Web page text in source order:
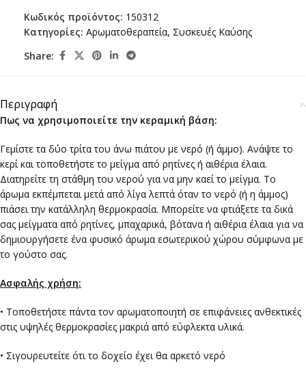
Κωδικός προϊόντος: 150312
Κατηγορίες: Αρωματοθεραπεία, Συσκευές Καύσης
Share:
Περιγραφή
Πως να χρησιμοποιείτε την κεραμική βάση:
Γεμίστε τα δύο τρίτα του άνω πιάτου με νερό (ή άμμο). Ανάψτε το
κερί και τοποθετήστε το μείγμα από ρητίνες ή αιθέρια έλαια.
Διατηρείτε τη στάθμη του νερού για να μην καεί το μείγμα. Το
άρωμα εκπέμπεται μετά από λίγα λεπτά όταν το νερό (ή η άμμος)
πιάσει την κατάλληλη θερμοκρασία. Μπορείτε να φτιάξετε τα δικά
σας μείγματα από ρητίνες, μπαχαρικά, βότανα ή αιθέρια έλαια για να
δημιουργήσετε ένα φυσικό άρωμα εσωτερικού χώρου σύμφωνα με
το γούστο σας.
Ασφαλής χρήση:
• Τοποθετήστε πάντα τον αρωματοποιητή σε επιφάνειες ανθεκτικές
στις υψηλές θερμοκρασίες μακριά από εύφλεκτα υλικά.
• Σιγουρευτείτε ότι το δοχείο έχει θα αρκετό νερό